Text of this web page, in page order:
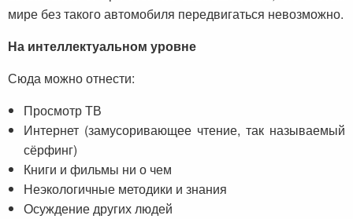
мире без такого автомобиля передвигаться невозможно.
На интеллектуальном уровне
Сюда можно отнести:
Просмотр ТВ
Интернет (замусоривающее чтение, так называемый
сёрфинг)
Книги и фильмы ни о чем
Неэкологичные методики и знания
Осуждение других людей